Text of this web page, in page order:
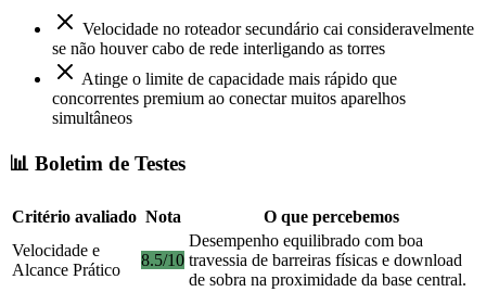
Velocidade no roteador secundário cai consideravelmente
se não houver cabo de rede interligando as torres
Atinge o limite de capacidade mais rápido que
concorrentes premium ao conectar muitos aparelhos
simultâneos
📊 Boletim de Testes
Critério avaliado Nota
O que percebemos
Velocidade e
Alcance Prático
8.5/10
Desempenho equilibrado com boa
travessia de barreiras físicas e download
de sobra na proximidade da base central.